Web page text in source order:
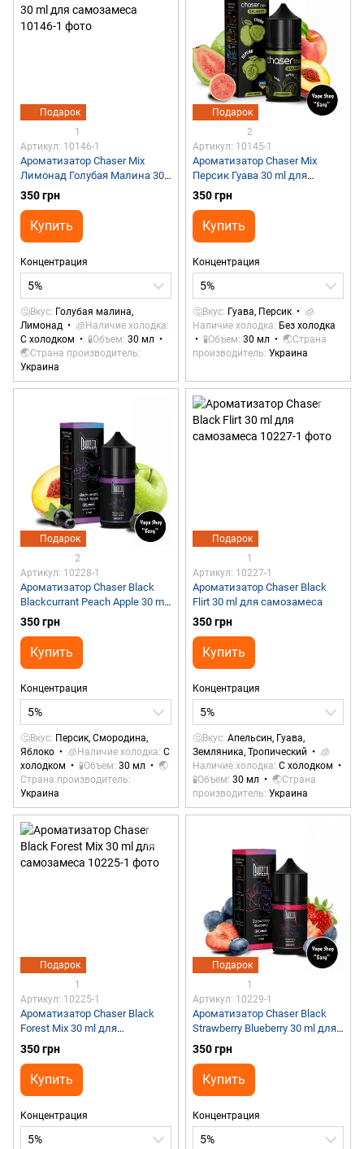
Подарок
1
Артикул: 10146-1
Ароматизатор Chaser Mix
Лимонад Голубая Малина 30
ml для самозамеса
350 грн
Купить
Концентрация
5%
🤔Вкус Голубая малина,
Лимонад
🧊Наличие холодка
С холодком
🧪Объем 30 мл
🌏Страна производитель
Украина
Подарок
2
Артикул: 10145-1
Ароматизатор Chaser Mix
Персик Гуава 30 ml для
самозамеса
350 грн
Купить
Концентрация
5%
🤔Вкус Гуава, Персик
🧊
Наличие холодка
Без холодка
🧪Объем 30 мл
🌏Страна
производитель Украина
Подарок
2
Артикул: 10228-1
Ароматизатор Chaser Black
Blackcurrant Peach Apple 30 ml
для самозамеса
350 грн
Купить
Концентрация
5%
🤔Вкус Персик, Смородина,
Яблоко
🧊Наличие холодка С
холодком
🧪Объем 30 мл
🌏
Страна производитель
Украина
Подарок
1
Артикул: 10227-1
Ароматизатор Chaser Black
Flirt 30 ml для самозамеса
350 грн
Купить
Концентрация
5%
🤔Вкус Апельсин, Гуава,
Земляника, Тропический
🧊
Наличие холодка С холодком
🧪Объем 30 мл
🌏Страна
производитель Украина
Подарок
1
Артикул: 10225-1
Ароматизатор Chaser Black
Forest Mix 30 ml для
самозамеса
350 грн
Купить
Концентрация
5%
Подарок
1
Артикул: 10229-1
Ароматизатор Chaser Black
Strawberry Blueberry 30 ml для
самозамеса
350 грн
Купить
Концентрация
5%